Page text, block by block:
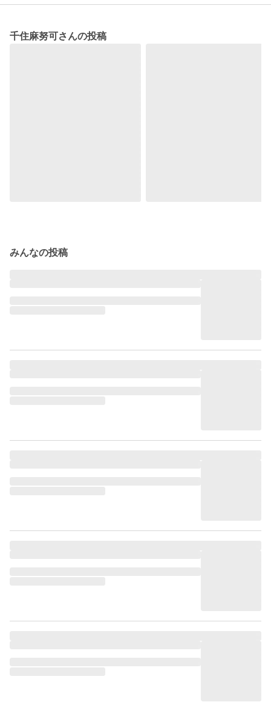
千住麻努可さんの投稿
みんなの投稿